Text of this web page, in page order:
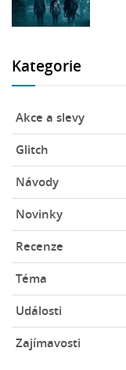
Kategorie
Akce a slevy
Glitch
Návody
Novinky
Recenze
Téma
Události
Zajímavosti